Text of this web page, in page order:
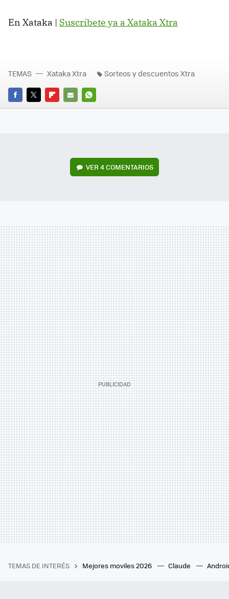
En Xataka | Suscríbete ya a Xataka Xtra
FACEBOOK
TWITTERFLIPBOARD
E-
WHATSAPP
TEMAS Xataka Xtra Sorteos y descuentos Xtra
VER4 COMENTARIOS
TEMAS DE INTERÉS Mejores moviles 2026 Claude